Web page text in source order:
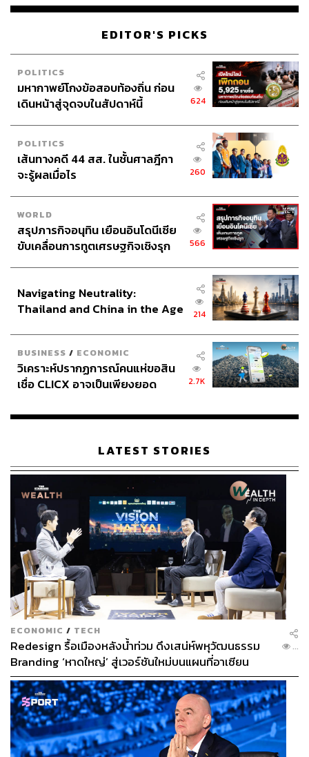
EDITOR'S PICKS
POLITICS
มหากาพย์โกงข้อสอบท้องถิ่น ก่อน
เดินหน้าสู่จุดจบในสัปดาห์นี้
624
POLITICS
เส้นทางคดี 44 สส. ในชั้นศาลฎีกา
จะรู้ผลเมื่อไร
260
WORLD
สรุปภารกิจอนุทิน เยือนอินโดนีเซีย
ขับเคลื่อนการทูตเศรษฐกิจเชิงรุก
566
Navigating Neutrality:
Thailand and China in the Age
214
BUSINESS / ECONOMIC
วิเคราะห์ปรากฏการณ์คนแห่ขอสิน
เชื่อ CLICX อาจเป็นเพียงยอด
เรือนไทยที่ถูกซุกไว้
2.7K
LATEST STORIES
ECONOMIC / TECH
Redesign รื้อเมืองหลังน้ำท่วม ดึงเสน่ห์พหุวัฒนธรรม
Branding ‘หาดใหญ่’ สู่เวอร์ชันใหม่บนแผนที่อาเซียน
...